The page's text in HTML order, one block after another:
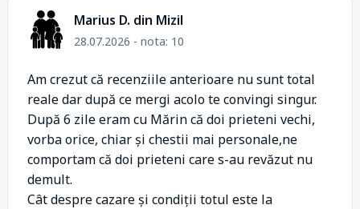
Marius D. din Mizil
28.07.2026 - nota: 10
Am crezut că recenziile anterioare nu sunt total
reale dar după ce mergi acolo te convingi singur.
După 6 zile eram cu Mărin că doi prieteni vechi,
vorba orice, chiar și chestii mai personale,ne
comportam că doi prieteni care s-au revăzut nu
demult.
Cât despre cazare și condiții totul este la